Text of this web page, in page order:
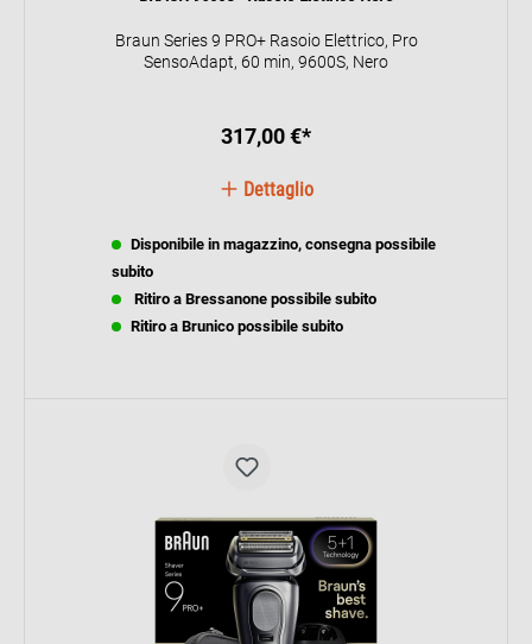
Braun Series 9 PRO+ Rasoio Elettrico, Pro
SensoAdapt, 60 min, 9600S, Nero
317,00 €*
Dettaglio
Disponibile in magazzino, consegna possibile
subito
Ritiro a Bressanone possibile subito
Ritiro a Brunico possibile subito